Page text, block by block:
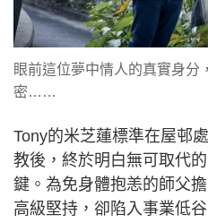
眼前這位夢中情人的真實身分
密……
Tony的米芝蓮標準在屋邨
教後，終於明白無可取代
鍵。為免身體抱恙的師父
高級堅持，卻陷入事業低